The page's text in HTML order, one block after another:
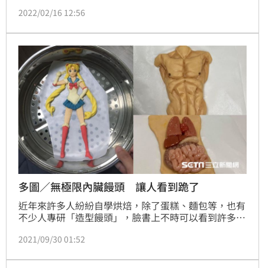
列港片造型饅頭引發熱議的雕塑老師邱俊彥，日前他分
服不已，紛紛讚嘆：「太強大的手藝」、「神～受我一
拜！」
2022/02/16 12:56
多圖／無極限內臟饅頭 讓人看到跪了
近年來許多人紛紛自學烘焙，除了蛋糕、麵包等，也有
不少人專研「造型饅頭」，臉書上不時可以看到許多人
引發熱議，因為實在太寫實、逼真，讓人忍不住驚嘆：
俊彥受訪時表示，因疫情爆發停課，所以他就在家摸
2021/09/30 01:52